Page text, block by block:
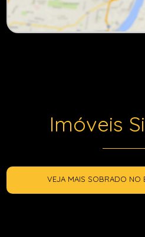
Imóveis
VEJA MAIS SOBRADO NO